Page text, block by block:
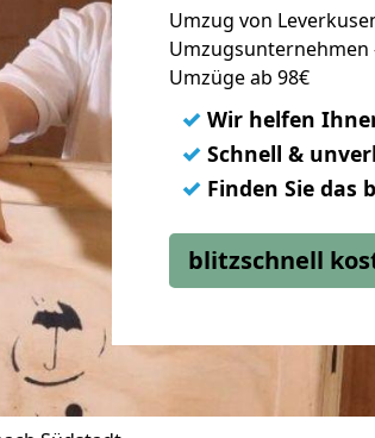
Umzug von
Umzugsunternehmen
Umzüge ab 98€
✓ Wir helfen
✓ Schnell &
✓ Finden Sie das
blitzschnell